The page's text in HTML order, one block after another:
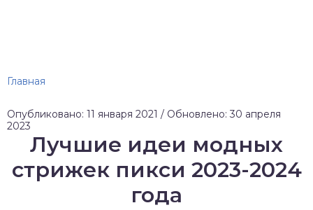
Главная
Опубликовано: 11 января 2021 / Обновлено: 30 апреля
2023
Лучшие идеи модных
стрижек пикси 2023-2024
года